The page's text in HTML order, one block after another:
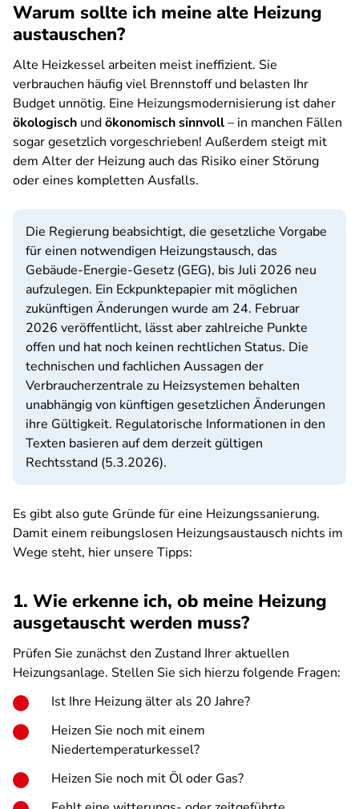
Warum sollte ich meine alte Heizung
austauschen?
Alte Heizkessel arbeiten meist ineffizient. Sie
verbrauchen häufig viel Brennstoff und belasten Ihr
Budget unnötig. Eine Heizungsmodernisierung ist daher
ökologisch undökonomisch sinnvoll– in manchen Fällen
sogar gesetzlich vorgeschrieben! Außerdem steigt mit
dem Alter der Heizung auch das Risiko einer Störung
oder eines kompletten Ausfalls.
Die Regierung beabsichtigt, die gesetzliche Vorgabe
für einen notwendigen Heizungstausch, das
Gebäude-Energie-Gesetz (GEG), bis Juli 2026 neu
aufzulegen. Ein Eckpunktepapier mit möglichen
zukünftigen Änderungen wurde am 24. Februar
2026 veröffentlicht, lässt aber zahlreiche Punkte
offen und hat noch keinen rechtlichen Status. Die
technischen und fachlichen Aussagen der
Verbraucherzentrale zu Heizsystemen behalten
unabhängig von künftigen gesetzlichen Änderungen
ihre Gültigkeit. Regulatorische Informationen in den
Texten basieren auf dem derzeit gültigen
Rechtsstand (5.3.2026).
Es gibt also gute Gründe für eine Heizungssanierung.
Damit einem reibungslosen Heizungsaustausch nichts im
Wege steht, hier unsere Tipps:
1. Wie erkenne ich, ob meine Heizung
ausgetauscht werden muss?
Prüfen Sie zunächst den Zustand Ihrer aktuellen
Heizungsanlage. Stellen Sie sich hierzu folgende Fragen:
Ist Ihre Heizung älter als 20 Jahre?
Heizen Sie noch mit einem
Niedertemperaturkessel?
Heizen Sie noch mit Öl oder Gas?